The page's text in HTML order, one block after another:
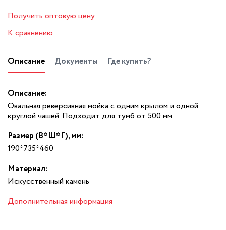
Получить оптовую цену
К сравнению
Описание Документы Где купить?
Описание:
Овальная реверсивная мойка с одним крылом и одной
круглой чашей. Подходит для тумб от 500 мм.
Размер (В*Ш*Г), мм:
190*735*460
Материал:
Искусственный камень
Дополнительная информация